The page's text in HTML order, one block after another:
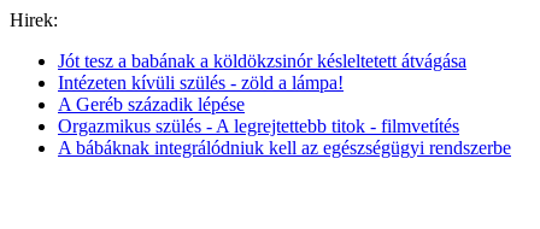
Hirek:
Jót tesz a babának a köldökzsinór késleltetett átvágása
Intézeten kívüli szülés - zöld a lámpa!
A Geréb századik lépése
Orgazmikus szülés - A legrejtettebb titok - filmvetítés
A bábáknak integrálódniuk kell az egészségügyi rendszerbe